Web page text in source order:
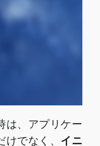
は、アプリケー
でなく、 イニ